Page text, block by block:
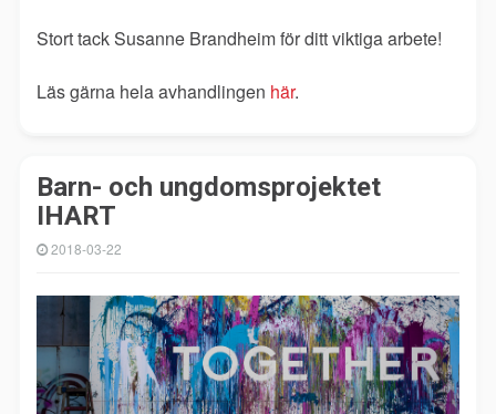
Stort tack Susanne Brandheim för ditt viktiga arbete!
Läs gärna hela avhandlingen här.
Barn- och ungdomsprojektet
IHART
2018-03-22